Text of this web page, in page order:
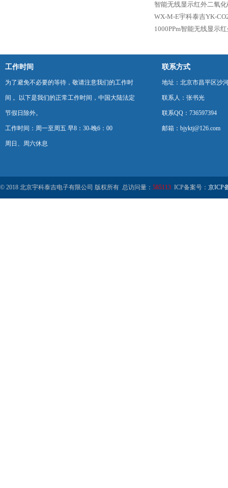
智能无线显示红外二氧
WX-M-E宇科泰吉YK-
1000PPm智能无线显示
工作时间
为了避免不必要的等待，敬请注意我们的工作时
间 。以下是我们的正常工作时间，中国大陆法定
节假日除外。
工作时间：周一至周五 早8：30-晚6：00
周日、周六休息
联系方式
地址：北京市昌平区沙
联系人：张书光
联系QQ：736597394
邮箱：bjyktj@126.com
© 2018 北京宇科泰吉电子有限公司 版权所有 总访问量： 585113 ICP备案号： 京ICP